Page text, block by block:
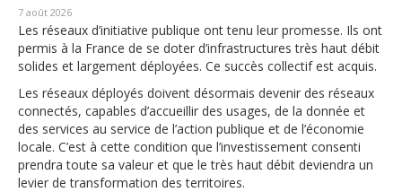
7 août 2026
Les réseaux d’initiative publique ont tenu leur promesse. Ils ont
permis à la France de se doter d’infrastructures très haut débit
solides et largement déployées. Ce succès collectif est acquis.
Les réseaux déployés doivent désormais devenir des réseaux
connectés, capables d’accueillir des usages, de la donnée et
des services au service de l’action publique et de l’économie
locale. C’est à cette condition que l’investissement consenti
prendra toute sa valeur et que le très haut débit deviendra un
levier de transformation des territoires.